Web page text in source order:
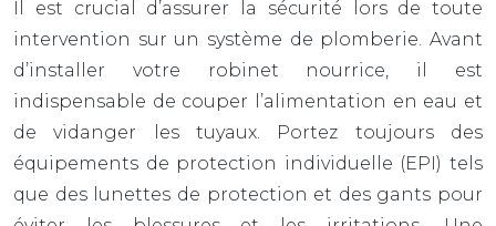
Il est crucial d’assurer la sécurité lors de toute
intervention sur un système de plomberie. Avant
d’installer votre robinet nourrice, il est
indispensable de couper l’alimentation en eau et
de vidanger les tuyaux. Portez toujours des
équipements de protection individuelle (EPI) tels
que des lunettes de protection et des gants pour